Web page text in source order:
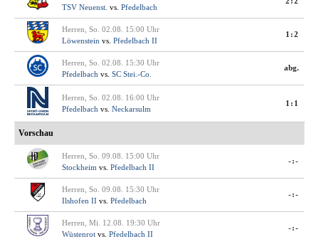
TSV Neuenst. vs. Pfedelbach
Herren, So. 02.08. 15:00 Uhr
Löwenstein vs. Pfedelbach II
1:2
Herren, So. 02.08. 15:30 Uhr
Pfedelbach vs. SC Stei.-Co.
abg.
Herren, So. 02.08. 16:00 Uhr
Pfedelbach vs. Neckarsulm
1:1
Vorschau
Herren, So. 09.08. 15:00 Uhr
Stockheim vs. Pfedelbach II
-:-
Herren, So. 09.08. 15:30 Uhr
Ilshofen II vs. Pfedelbach
-:-
Herren, Mi. 12.08. 19:30 Uhr
Wüstenrot vs. Pfedelbach II
-:-